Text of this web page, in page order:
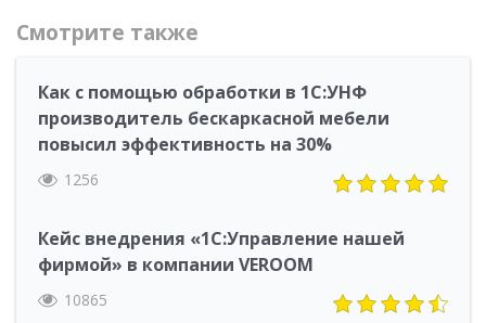
Смотрите также
Как с помощью обработки в 1С:УНФ
производитель бескаркасной мебели
повысил эффективность на 30%
1256
Кейс внедрения «1С:Управление нашей
фирмой» в компании VEROOM
10865